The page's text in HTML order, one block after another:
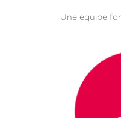
Une équipe